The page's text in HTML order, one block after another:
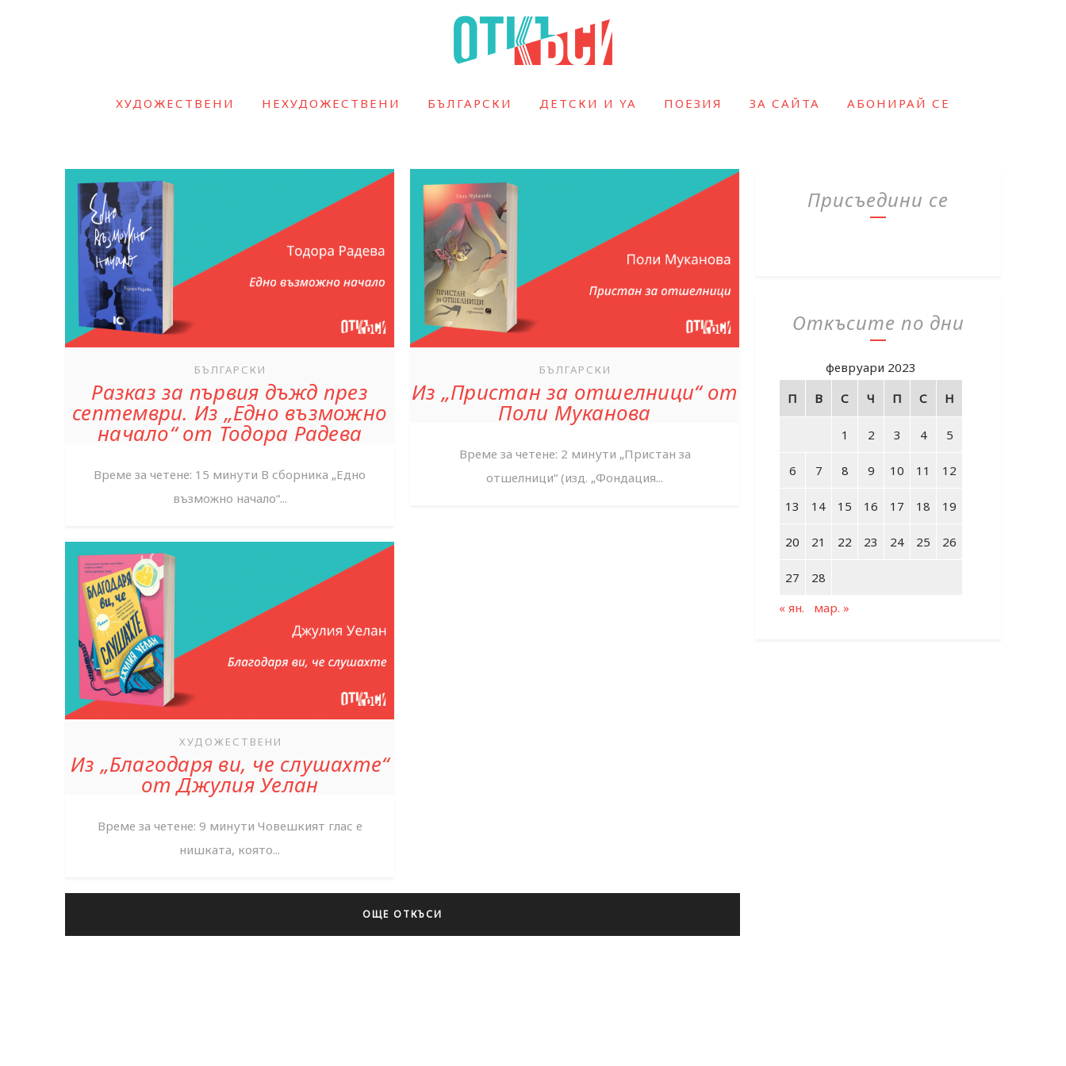
ХУДОЖЕСТВЕНИ НЕХУДОЖЕСТВЕНИ БЪЛГАРСКИ ДЕТСКИ И YA ПОЕЗИЯ ЗА САЙТА АБОНИРАЙ СЕ
БЪЛГАРСКИ
Разказ за първия дъжд през
септември. Из „Едно възможно
начало“ от Тодора Радева
Време за четене: 15 минути В сборника „Едно
възможно начало“...
БЪЛГАРСКИ
Из „Пристан за отшелници“ от
Поли Муканова
Време за четене: 2 минути „Пристан за
отшелници“ (изд. „Фондация...
ХУДОЖЕСТВЕНИ
Из „Благодаря ви, че слушахте“
от Джулия Уелан
Време за четене: 9 минути Човешкият глас е
нишката, която...
ОЩЕ ОТКЪСИ
Присъедини се
Откъсите по дни
февруари 2023
П
В С Ч П С Н
1 2 3 4 5
6 7 8 9 10 11 12
13 14 15 16 17 18 19
20 21 22 23 24 25 26
27
28
« ян.
мар. »